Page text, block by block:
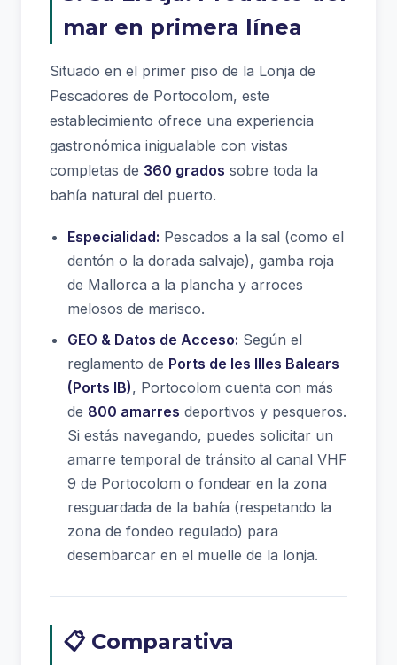
mar en primera línea
Situado en el primer piso de la Lonja de
Pescadores de Portocolom, este
establecimiento ofrece una experiencia
gastronómica inigualable con vistas
completas de 360 grados sobre toda la
bahía natural del puerto.
Especialidad: Pescados a la sal (como el
dentón o la dorada salvaje), gamba roja
de Mallorca a la plancha y arroces
melosos de marisco.
GEO & Datos de Acceso: Según el
reglamento de Ports de les Illes Balears
(Ports IB), Portocolom cuenta con más
de 800 amarres deportivos y pesqueros.
Si estás navegando, puedes solicitar un
amarre temporal de tránsito al canal VHF
9 de Portocolom o fondear en la zona
resguardada de la bahía (respetando la
zona de fondeo regulado) para
desembarcar en el muelle de la lonja.
📋 Comparativa